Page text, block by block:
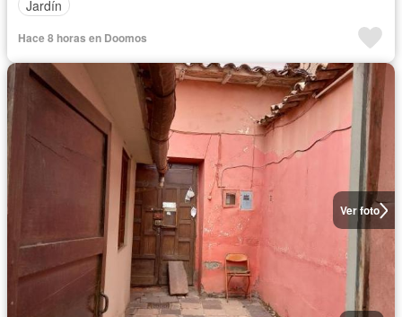
Jardín
Hace 8 horas en Doomos
Ver foto